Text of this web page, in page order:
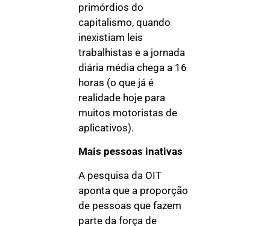
primórdios do
capitalismo, quando
inexistiam leis
trabalhistas e a jornada
diária média chega a 16
horas (o que já é
realidade hoje para
muitos motoristas de
aplicativos).
Mais pessoas inativas
A pesquisa da OIT
aponta que a proporção
de pessoas que fazem
parte da força de